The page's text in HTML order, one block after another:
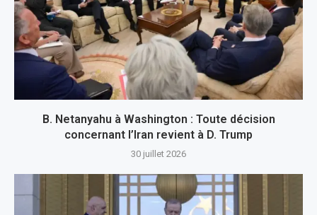
B. Netanyahu à Washington : Toute décision
concernant l’Iran revient à D. Trump
30 juillet 2026